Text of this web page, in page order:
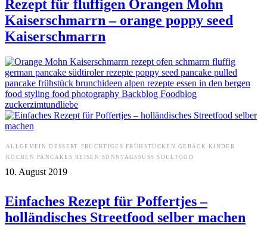
Rezept für fluffigen Orangen Mohn
Kaiserschmarrn – orange poppy seed
Kaiserschmarrn
ALLGEMEIN DESSERT FRUCHTIGES FRÜHSTÜCKEN GEBÄCK
KINDER
KOCHEN
PANCAKES REISEN SONNTAGSSÜSS SOULFOOD
10. August 2019
Einfaches Rezept für Poffertjes –
holländisches Streetfood selber machen